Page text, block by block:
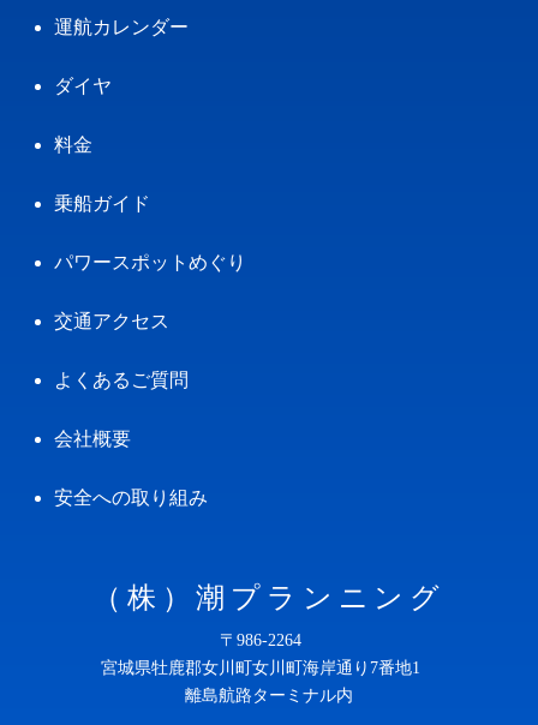
運航カレンダー
ダイヤ
料金
乗船ガイド
パワースポットめぐり
交通アクセス
よくあるご質問
会社概要
安全への取り組み
（株）潮プランニング
〒986-2264
宮城県牡鹿郡女川町女川町海岸通り7番地1
離島航路ターミナル内